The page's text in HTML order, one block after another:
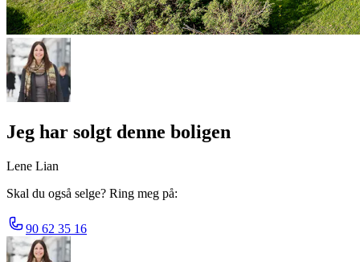
Jeg har solgt denne boligen
Lene Lian
Skal du også selge? Ring meg på:
90 62 35 16